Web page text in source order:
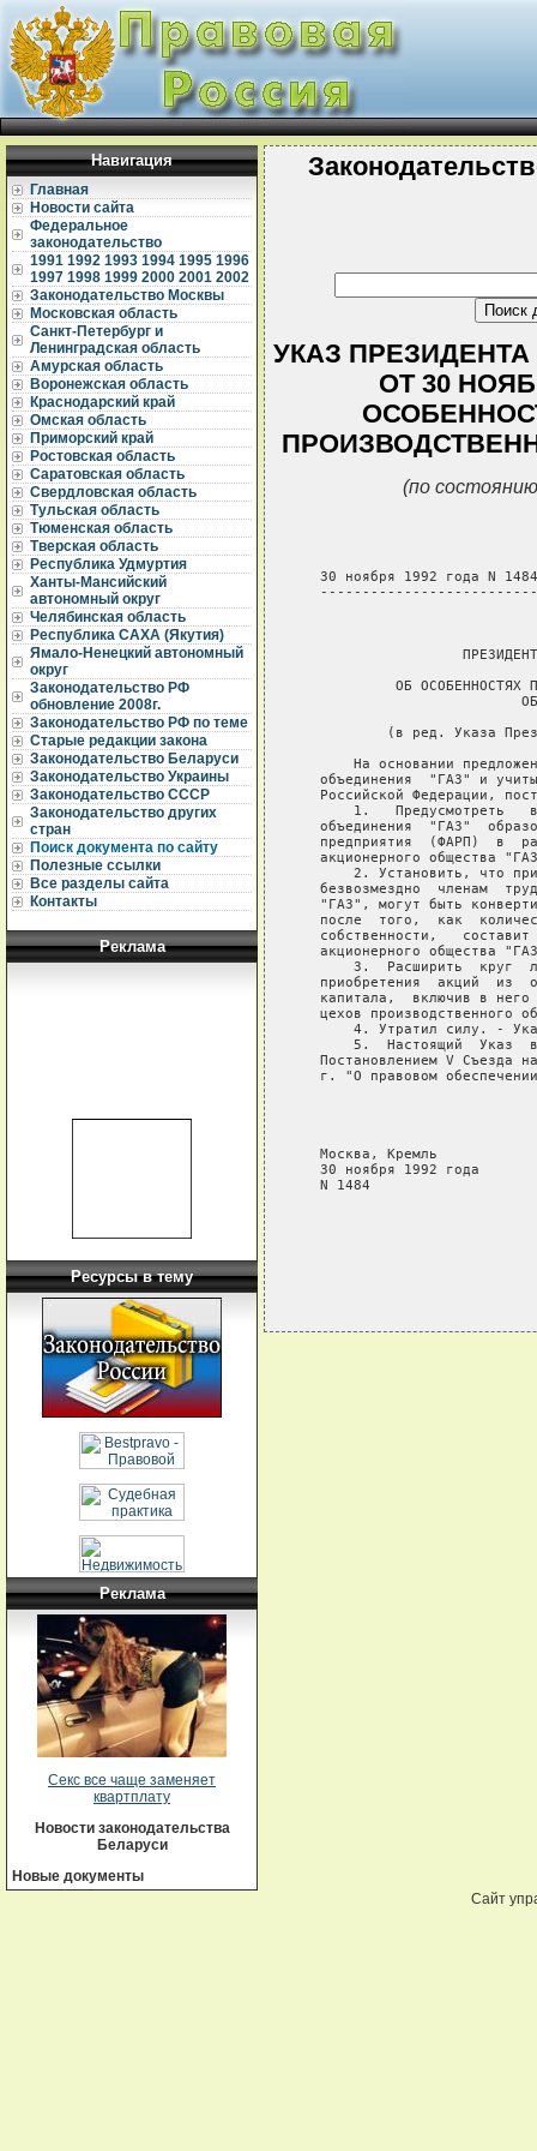
Навигация
Главная
Новости сайта
Федеральное
законодательство
1991 1992 1993 1994 1995 1996
1997 1998 1999 2000 2001 2002
Законодательство Москвы
Московская область
Санкт-Петербург и
Ленинградская область
Амурская область
Воронежская область
Краснодарский край
Омская область
Приморский край
Ростовская область
Саратовская область
Свердловская область
Тульская область
Тюменская область
Тверская область
Республика Удмуртия
Ханты-Мансийский
автономный округ
Челябинская область
Республика САХА (Якутия)
Ямало-Ненецкий автономный
округ
Законодательство РФ
обновление 2008г.
Законодательство РФ по теме
Старые редакции закона
Законодательство Беларуси
Законодательство Украины
Законодательство СССР
Законодательство других
стран
Поиск документа по сайту
Полезные ссылки
Все разделы сайта
Контакты
Реклама
Ресурсы в тему
Реклама
Секс все чаще заменяет
квартплату
Новости законодательства
Беларуси
Новые документы
УКАЗ
ОТ 30
(по
   30 ноября 1992 года N 1484
ОБ ОСОБЕННОСТЯХ
(в ред. Указа
На основании
объединения  "ГАЗ" и
Российской Федерации,
1.   Предусмотреть
объединения  "ГАЗ"
предприятия  (ФАРП)  в
акционерного общества
2. Установить, что
безвозмездно  членам
"ГАЗ", могут быть
после  того,  как
собственности,
акционерного общества
3.  Расширить  круг
приобретения  акций  из
капитала,  включив в
цехов производственного
4. Утратил силу. -
5.  Настоящий  Указ
Постановлением V Съезда
г. "О правовом
   Москва, Кремль
   30 ноября 1992 года
   N 1484
Сайт